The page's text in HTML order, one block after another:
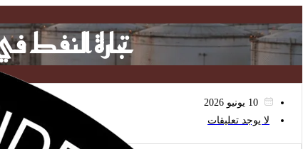
to
content
تجارة النفط
10 يونيو 2026
لا يوجد تعليقات